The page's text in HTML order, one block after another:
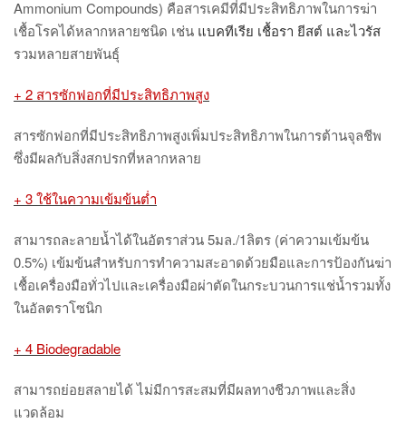
Ammonium Compounds) คือสารเคมีที่มีประสิทธิภาพในการฆ่า
เชื้อโรคได้หลากหลายชนิด เช่น แบคทีเรีย เชื้อรา ยีสต์ และไวรัส
รวมหลายสายพันธุ์
+ 2 สารซักฟอกที่มีประสิทธิภาพสูง
สารซักฟอกที่มีประสิทธิภาพสูงเพิ่มประสิทธิภาพในการต้านจุลชีพ
ซึ่งมีผลกับสิ่งสกปรกที่หลากหลาย
+ 3 ใช้ในความเข้มข้นต่ำ
สามารถละลายน้ำได้ในอัตราส่วน5มล./1ลิตร (ค่าความเข้มข้น
0.5%) เข้มข้นสำหรับการทำความสะอาดด้วยมือและการป้องกันฆ่า
เชื้อเครื่องมือทั่วไปและเครื่องมือผ่าตัดในกระบวนการแช่น้ำรวมทั้ง
ในอัลตราโซนิก
+ 4 Biodegradable
สามารถย่อยสลายได้ ไม่มีการสะสมที่มีผลทางชีวภาพและสิ่ง
แวดล้อม